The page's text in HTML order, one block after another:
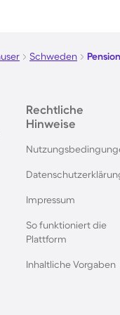
Pensionen in Wien
Pensionen in
Pensionen in der
Pensionen im
Schweden
Rechtliche
Hinweise
Impressum
So funktioniert die
Plattform
Inhaltliche Vorgaben